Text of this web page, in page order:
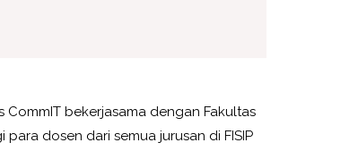
CommIT bekerjasama dengan Fakultas
dosen dari semua jurusan di FISIP